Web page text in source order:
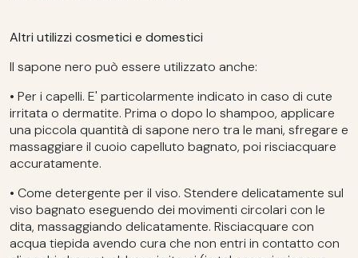
Altri utilizzi cosmetici e domestici
Il sapone nero può essere utilizzato anche:
• Per i capelli. E' particolarmente indicato in caso di cute
irritata o dermatite. Prima o dopo lo shampoo, applicare
una piccola quantità di sapone nero tra le mani, sfregare e
massaggiare il cuoio capelluto bagnato, poi risciacquare
accuratamente.
• Come detergente per il viso. Stendere delicatamente sul
viso bagnato eseguendo dei movimenti circolari con le
dita, massaggiando delicatamente. Risciacquare con
acqua tiepida avendo cura che non entri in contatto con